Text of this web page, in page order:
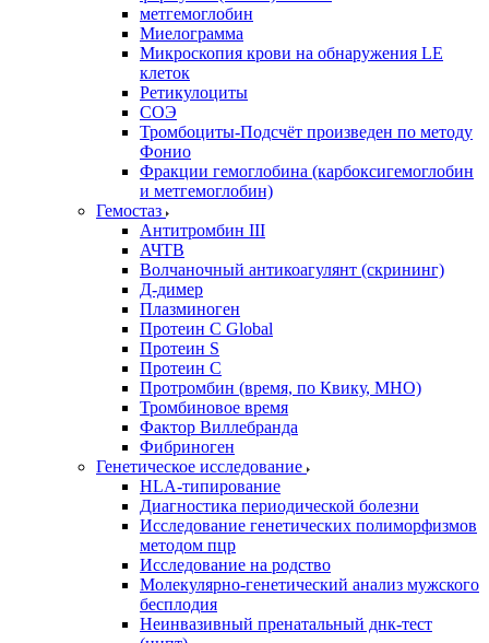
метгемоглобин
Миелограмма
Микроскопия крови на обнаружения LE
клеток
Ретикулоциты
СОЭ
Тромбоциты-Подсчёт произведен по методу
Фонио
Фракции гемоглобина (карбоксигемоглобин
и метгемоглобин)
Гемостаз
Антитромбин III
АЧТВ
Волчаночный антикоагулянт (скрининг)
Д-димер
Плазминоген
Протеин C Global
Протеин S
Протеин С
Протромбин (время, по Квику, МНО)
Тромбиновое время
Фактор Виллебранда
Фибриноген
Генетическое исследование
HLA-типирование
Диагностика периодической болезни
Исследование генетических полиморфизмов
методом пцр
Исследование на родство
Молекулярно-генетический анализ мужского
бесплодия
Неинвазивный пренатальный днк-тест